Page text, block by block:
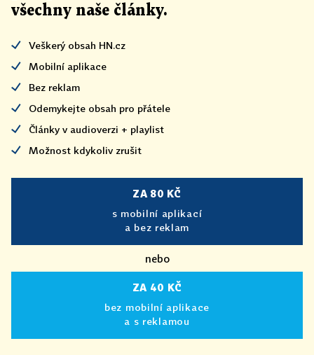
všechny naše články.
Veškerý obsah HN.cz
Mobilní aplikace
Bez reklam
Odemykejte obsah pro přátele
Články v audioverzi + playlist
Možnost kdykoliv zrušit
ZA 80 KČ
s mobilní aplikací
a bez reklam
nebo
ZA 40 KČ
bez mobilní aplikace
a s reklamou